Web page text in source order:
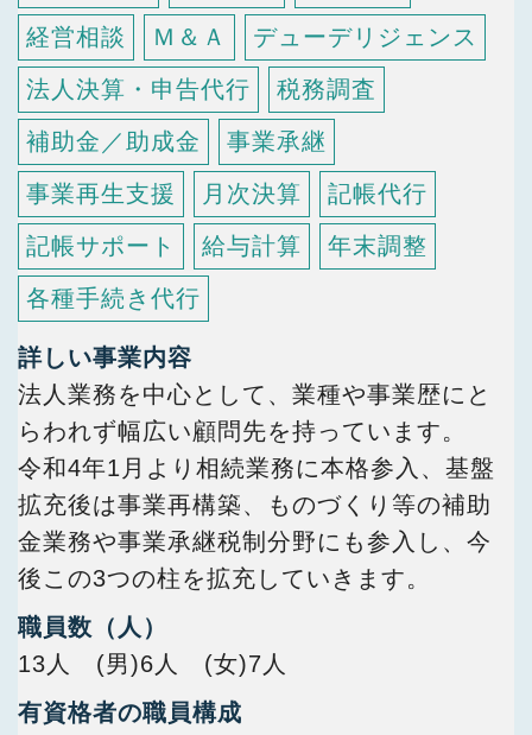
経営相談
Ｍ＆Ａ
デューデリジェンス
法人決算・申告代行
税務調査
補助金／助成金
事業承継
事業再生支援
月次決算
記帳代行
記帳サポート
給与計算
年末調整
各種手続き代行
詳しい事業内容
法人業務を中心として、業種や事業歴にと
らわれず幅広い顧問先を持っています。
令和4年1月より相続業務に本格参入、基盤
拡充後は事業再構築、ものづくり等の補助
金業務や事業承継税制分野にも参入し、今
後この3つの柱を拡充していきます。
職員数（人）
13人 (男)6人 (女)7人
有資格者の職員構成